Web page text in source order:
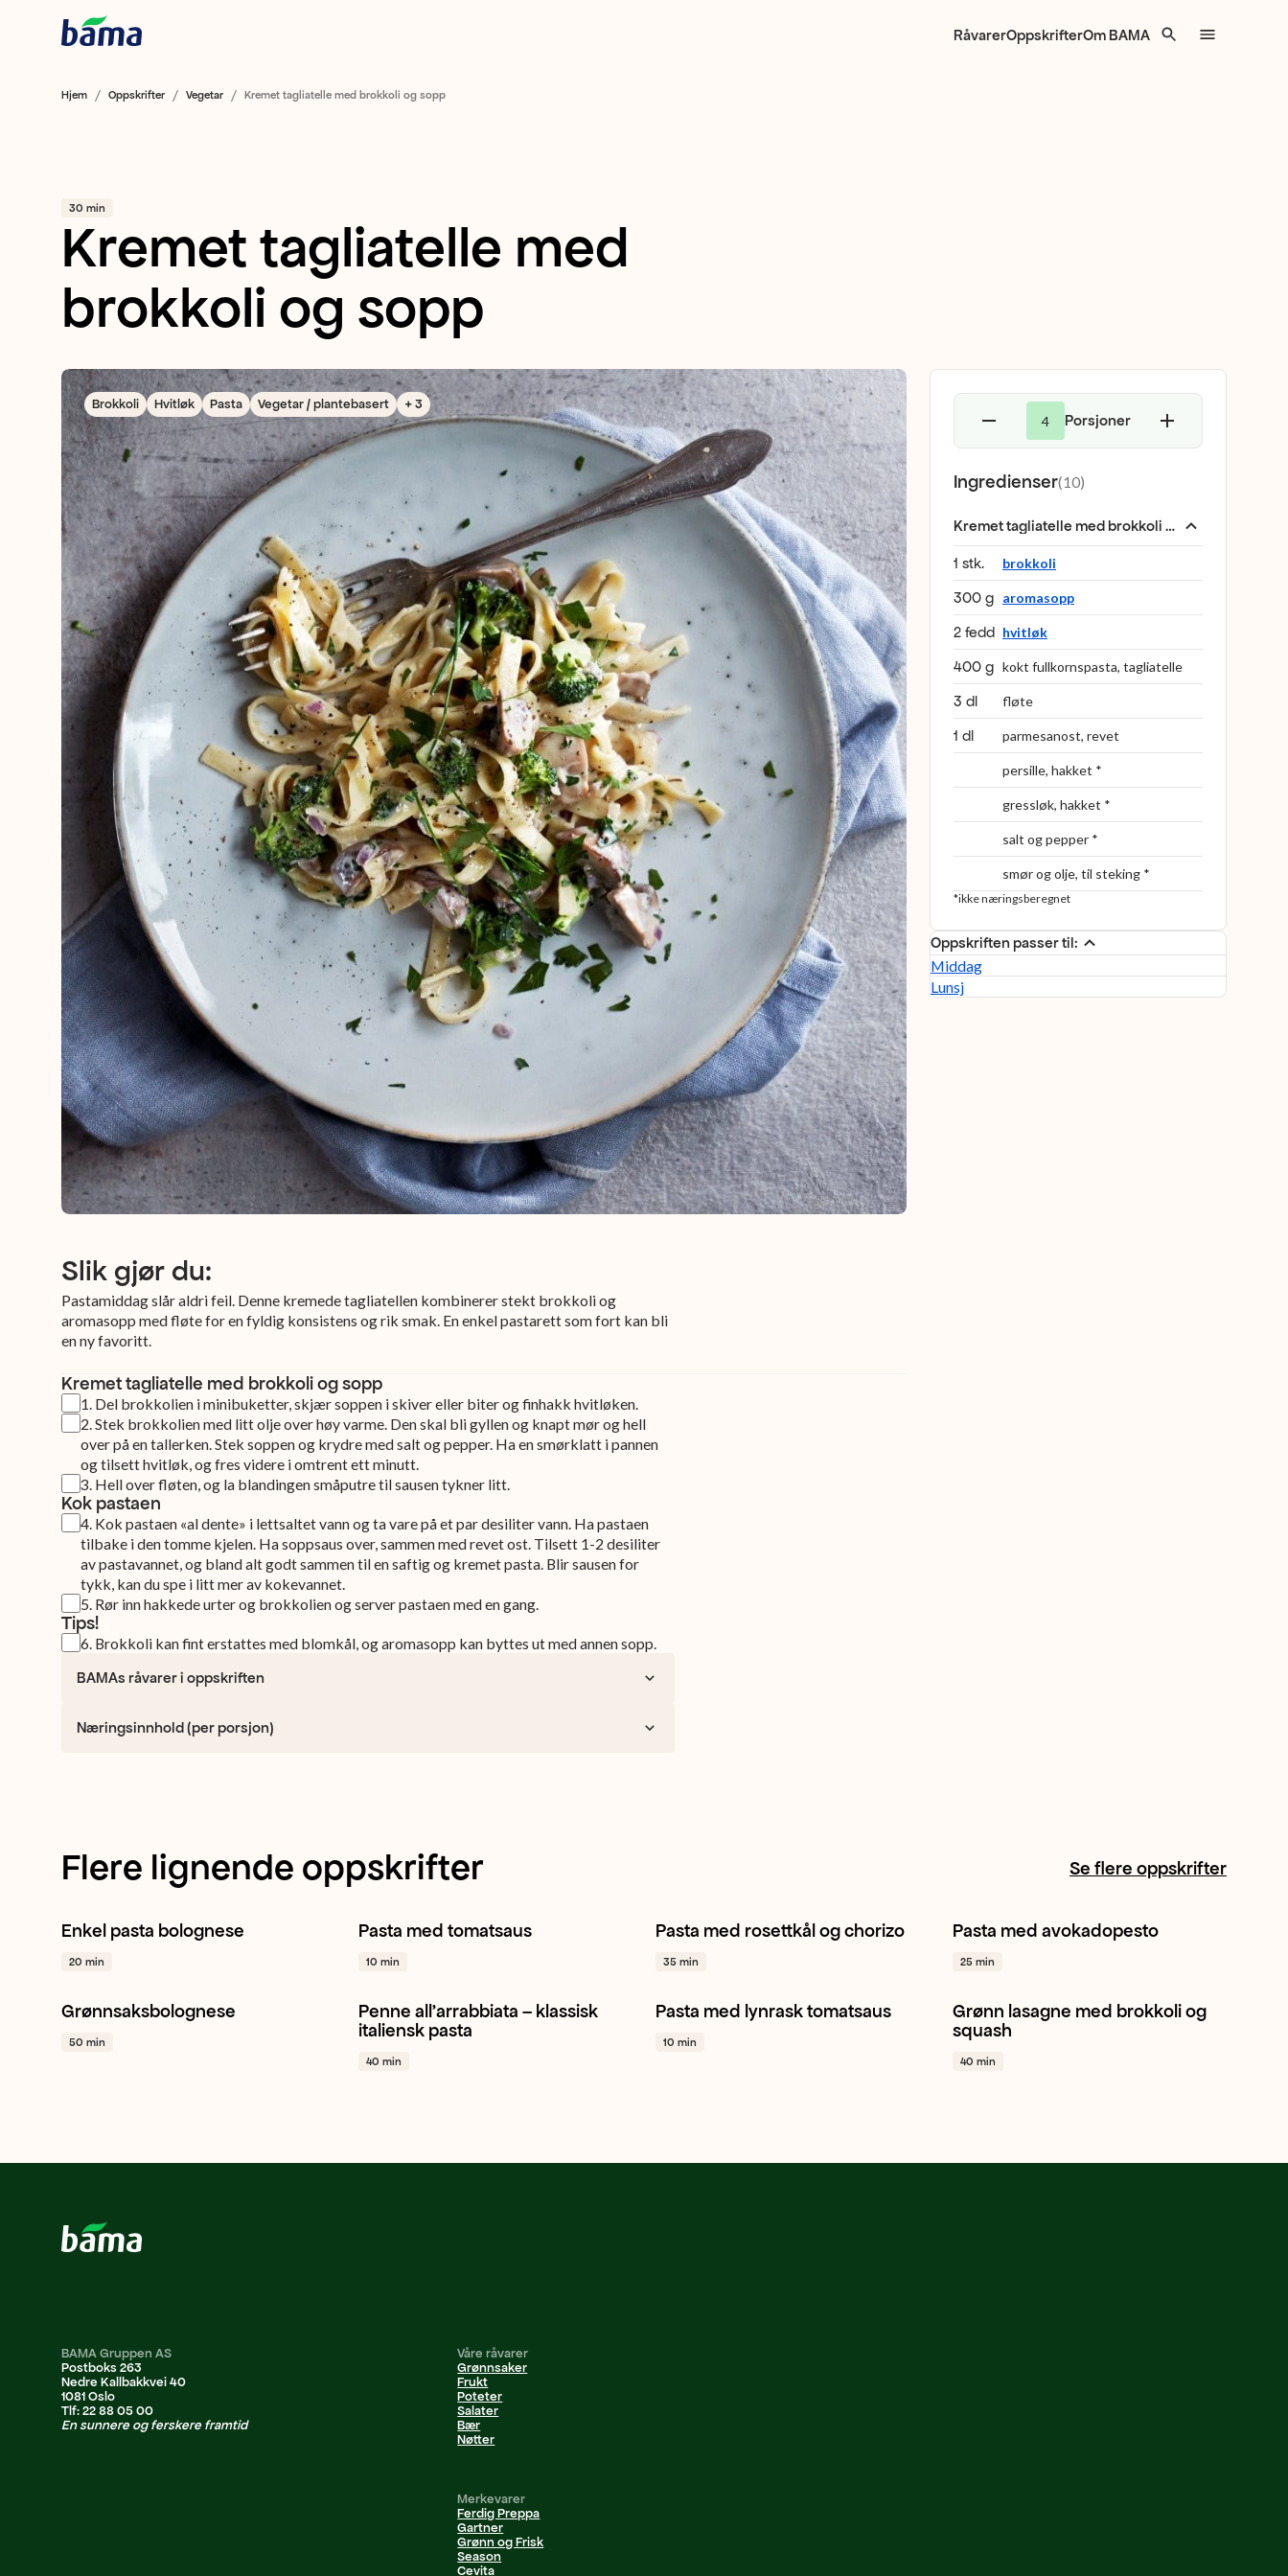
RåvarerOppskrifterOm BAMA
Hjem Oppskrifter Vegetar Kremet tagliatelle med brokkoli og sopp
30 min
Kremet tagliatelle med
brokkoli og sopp
Brokkoli Hvitløk Pasta Vegetar / plantebasert + 3
Slik gjør du:
Pastamiddag slår aldri feil. Denne kremede tagliatellen kombinerer stekt brokkoli og
aromasopp med fløte for en fyldig konsistens og rik smak. En enkel pastarett som fort kan bli
en ny favoritt.
Kremet tagliatelle med brokkoli og sopp
1. Del brokkolien i minibuketter, skjær soppen i skiver eller biter og finhakk hvitløken.
2.Stek brokkolien med litt olje over høy varme. Den skal bli gyllen og knapt mør og hell
over på en tallerken. Stek soppen og krydre med salt og pepper. Ha en smørklatt i pannen
og tilsett hvitløk, og fres videre i omtrent ett minutt.
3. Hell over fløten, og la blandingen småputre til sausen tykner litt.
Kok pastaen
4. Kok pastaen «al dente» i lettsaltet vann og ta vare på et par desiliter vann. Ha pastaen
tilbake i den tomme kjelen. Ha soppsaus over, sammen med revet ost. Tilsett 1-2 desiliter
av pastavannet, og bland alt godt sammen til en saftig og kremet pasta. Blir sausen for
tykk, kan du spe i litt mer av kokevannet.
5. Rør inn hakkede urter og brokkolien og server pastaen med en gang.
Tips!
6. Brokkoli kan fint erstattes med blomkål, og aromasopp kan byttes ut med annen sopp.
BAMAs råvarer i oppskriften
Næringsinnhold (per porsjon)
4 Porsjoner
Ingredienser(10)
Kremet tagliatelle med brokkoli og sopp
1 stk. brokkoli
300 g aromasopp
2 fedd hvitløk
400 g kokt fullkornspasta, tagliatelle
3 dl fløte
1 dl parmesanost, revet
persille, hakket *
gressløk, hakket *
salt og pepper *
smør og olje, til steking *
*ikke næringsberegnet
Oppskriften passer til:
Middag
Lunsj
Flere lignende oppskrifter Se flere oppskrifter
Mini plommetomat Gul løk
+ 1
Enkel pasta bolognese
20 min
Plommetomat Gul løk
Pasta med tomatsaus
10 min
Pasta Middag Hverdagsmat + 1
Pasta med rosettkål og chorizo
35 min
Pasta Sitron Italiensk + 1
Pasta med avokadopesto
25 min
Gul løk Hvitløk Stangselleri
Grønnsaksbolognese
50 min
Plommetomat Hvitløk Chili + 1
Penne all'arrabbiata – klassisk
italiensk pasta
40 min
Tomat Hvitløk Persille + 1
Pasta med lynrask tomatsaus
10 min
Italiensk Pasta Brokkoli + 1
Grønn lasagne med brokkoli og
squash
40 min
BAMA Gruppen AS
Postboks 263
Nedre Kallbakkvei 40
1081 Oslo
Tlf: 22 88 05 00
En sunnere og ferskere framtid
Våre råvarer
Grønnsaker
Frukt
Poteter
Salater
Bær
Nøtter
Merkevarer
Ferdig Preppa
Gartner
Grønn og Frisk
Season
Cevita